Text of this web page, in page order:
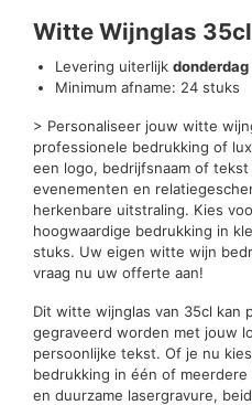
Witte Wijnglas
Levering uiterlijk
Minimum afname: 24 stuks
> Personaliseer jouw witte
professionele bedrukking of
een logo, bedrijfsnaam of
evenementen en
herkenbare uitstraling. Kies
hoogwaardige bedrukking in
stuks. Uw eigen witte wijn
vraag nu uw offerte aan!
Dit witte wijnglas van 35cl kan
gegraveerd worden met jouw
persoonlijke tekst. Of je nu
bedrukking in één of
en duurzame lasergravure,